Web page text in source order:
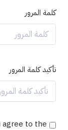
كلمة المرور
تأكيد كلمة المرور
agree to the